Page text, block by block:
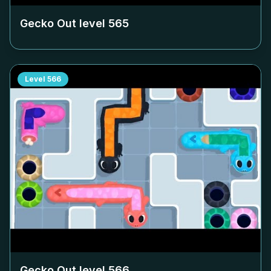
Gecko Out level 565
Level 566